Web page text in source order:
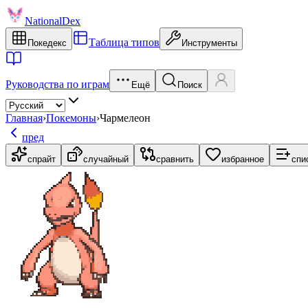
NationalDex
Покедекс Таблица типов Инструменты
Руководства по играм Ещё Поиск
Главная›Покемоны›Чармелеон
пред
спрайт случайный сравнить избранное